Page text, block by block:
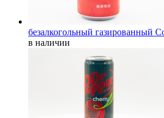
безалкогольный газированный
в наличии